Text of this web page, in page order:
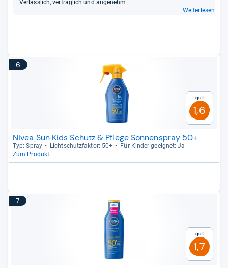
Ver­läss­lich, ver­träg­lich und ange­nehm
Weiterlesen
6
Gut
1,6
Nivea Sun Kids Schutz & Pflege Sonnenspray 50+
Typ: Spray Licht­schutz­fak­tor: 50+
Für Kin­der geeig­net: Ja
Zum Produkt
7
Gut
1,7